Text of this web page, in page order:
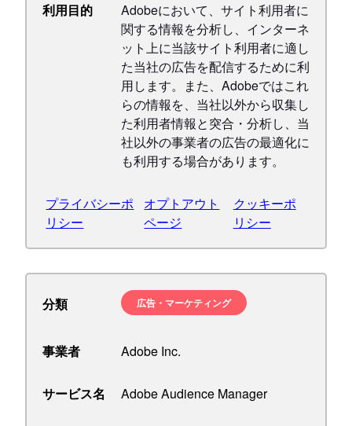
利用目的
Adobeにおいて、サイト利用者に
関する情報を分析し、インターネ
ット上に当該サイト利用者に適し
た当社の広告を配信するために利
用します。また、Adobeではこれ
らの情報を、当社以外から収集し
た利用者情報と突合・分析し、当
社以外の事業者の広告の最適化に
も利用する場合があります。
プライバシーポ
リシー
オプトアウト
ページ
クッキーポ
リシー
分類 広告・マーケティング
事業者 Adobe Inc.
サービス名 Adobe Audience Manager